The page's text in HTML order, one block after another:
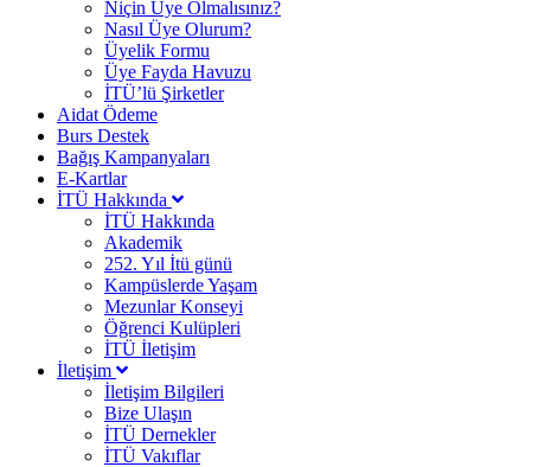
Niçin Üye Olmalısınız?
Nasıl Üye Olurum?
Üyelik Formu
Üye Fayda Havuzu
İTÜ’lü Şirketler
Aidat Ödeme
Burs Destek
Bağış Kampanyaları
E-Kartlar
İTÜ Hakkında
İTÜ Hakkında
Akademik
252. Yıl İtü günü
Kampüslerde Yaşam
Mezunlar Konseyi
Öğrenci Kulüpleri
İTÜ İletişim
İletişim
İletişim Bilgileri
Bize Ulaşın
İTÜ Dernekler
İTÜ Vakıflar